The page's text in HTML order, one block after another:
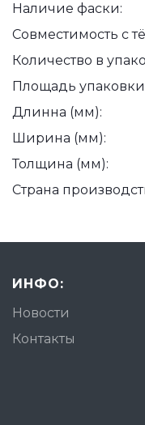
Наличие фаски:
Совместимость с
Количество в
Площадь
Длинна (мм):
Ширина (мм):
Толщина (мм):
Страна
ИНФО:
Новости
Контакты